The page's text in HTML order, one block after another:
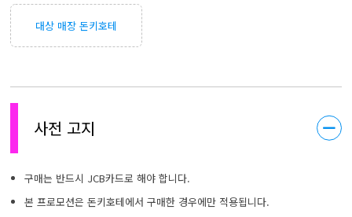
대상 매장 돈키호테
사전 고지
구매는 반드시 JCB카드로 해야 합니다.
본 프로모션은 돈키호테에서 구매한 경우에만 적용됩니다.